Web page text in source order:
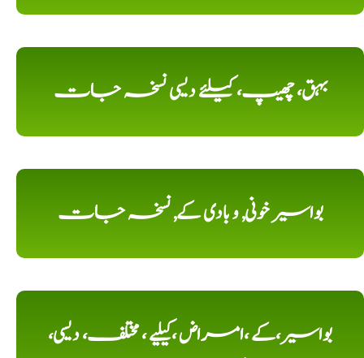
بہق، چھیپ، کیلئے دیسی نسخہ جات
بواسیر خونی, و بادی کے, نسخہ جات
بواسیر،کے ،امراض ،کیلیے ، مختلف، دیسی،